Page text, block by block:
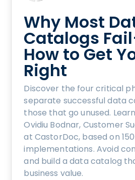
Why Most
Catalogs
How to Get
Right
Discover the four critical
separate successful data
those that go unused.
Ovidiu Bodnar, Customer
at CastorDoc, based on
implementations. Avoid
and build a data catalog
business value.